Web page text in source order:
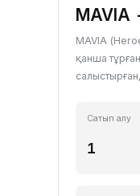
MAVIA
MAVIA
қанша
Сатып алу